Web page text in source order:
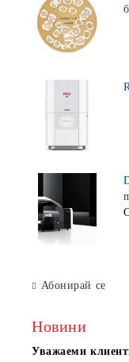
Абонирай се
Новини
Уважаеми